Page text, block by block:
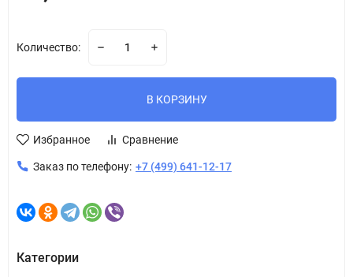
Количество:
В КОРЗИНУ
Избранное Сравнение
Заказ по телефону: +7 (499) 641-12-17
Категории